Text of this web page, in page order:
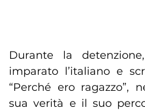
Durante la
imparato l’italiano e
“Perché ero ragazzo”,
sua verità e il suo